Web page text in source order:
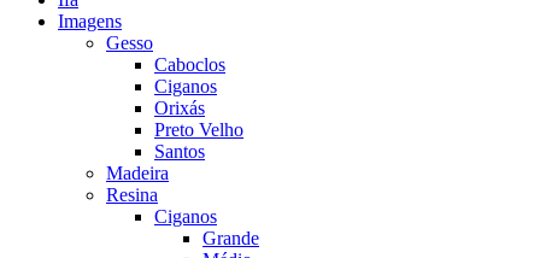
Imagens
Gesso
Caboclos
Ciganos
Orixás
Preto Velho
Santos
Madeira
Resina
Ciganos
Grande